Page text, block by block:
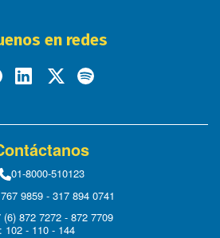
en redes
01-8000-510123
9859 - 317 894 0741
(6) 872 7272 - 872 7709
102 - 110 - 144